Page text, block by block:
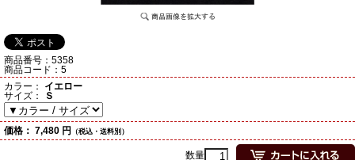
商品番号： 5358
商品コード： 5
カラー：
イエロー
サイズ：
Ｓ
価格： 7,480 円 （税込・送料別）
数量